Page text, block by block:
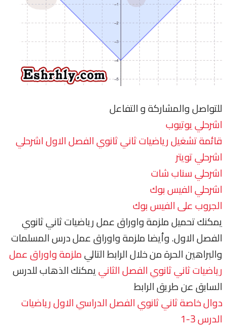
للتواصل والمشاركة و التفاعل
اشرحلي يوتيوب
قائمة تشغيل رياضيات ثاني ثانوي الفصل الاول اشرحلي
اشرحلي تويتر
اشرحلي سناب شات
اشرحلي الفيس بوك
الجروب على الفيس بوك
يمكنك تحميل ملزمة واوراق عمل رياضيات ثاني ثانوي
الفصل الاول. وأيضا ملزمة واوراق عمل درس المسلمات
والبراهين الحرة من خلال الرابط التاليملزمة واوراق عمل
رياضيات ثاني ثانوي الفصل الثانييمكنك الذهاب للدرس
السابق عن طريق الرابط
دوال خاصة ثاني ثانوي الفصل الدراسي الاول رياضيات
الدرس 3-1